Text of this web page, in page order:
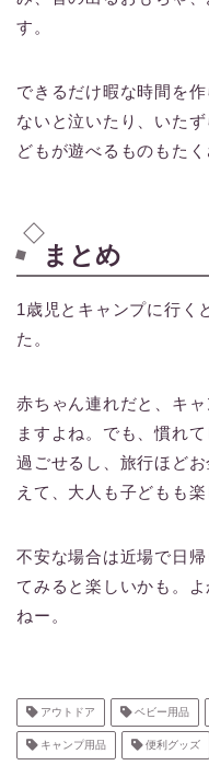
す。
できるだけ暇な時間を
ないと泣いたり、いた
どもが遊べるものもた
まとめ
1歳児とキャンプに行く
た。
赤ちゃん連れだと、キ
ますよね。でも、慣れ
過ごせるし、旅行ほど
えて、大人も子どもも楽
不安な場合は近場で日
てみると楽しいかも。
ねー。
アウトドア ベビー用品
キャンプ用品 便利グッズ